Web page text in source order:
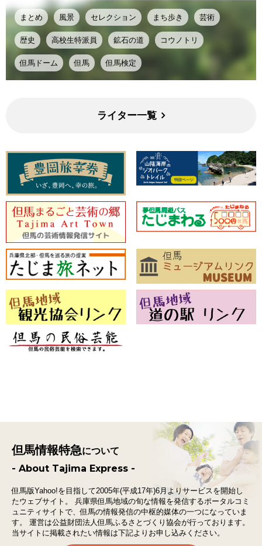
まとめ 風景 セレクション まち歩き 芸術
歴史 高校生特派員 鉱石の道 コウノトリ
但馬ドーム 但馬 但馬検定
ライター一覧
但馬情報特急について
- About Tajima Express -
但馬版Yahoo!を目指して2005年(平成17年)6月よりサービスを開始し
たウェブサイト。
兵庫県但馬地域の旬な情報を発信するポータルコミ
ュニティサイトで、但馬の情報発信の中枢的媒体の一つになっていま
す。
運営は公益財団法人但馬ふるさとづくり協会が行っております。
当サイトに掲載されたい情報は下記よりお申し込みください。